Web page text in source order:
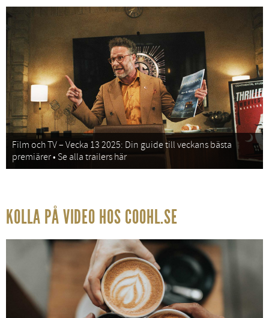
Film och TV – Vecka 13 2025: Din guide till veckans bästa
premiärer • Se alla trailers här
KOLLA PÅ VIDEO HOS COOHL.SE